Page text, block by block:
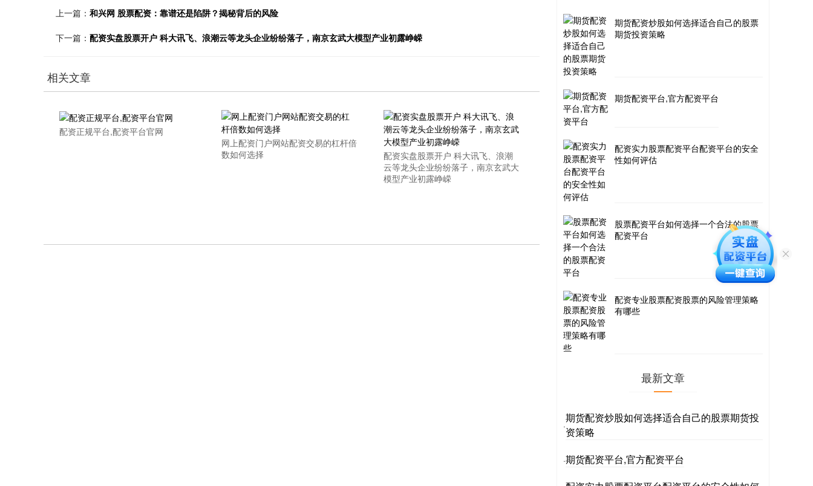
上一篇： 和兴网 股票配资：靠谱还是陷阱？揭秘背后的风险
下一篇： 配资实盘股票开户 科大讯飞、浪潮云等龙头企业纷纷落子，南京玄武大模型产业初露峥嵘
相关文章
配资正规平台,配资平台官网
网上配资门户网站配资交易的杠杆倍
数如何选择
配资实盘股票开户 科大讯飞、浪潮
云等龙头企业纷纷落子，南京玄武大
模型产业初露峥嵘
期货配资炒股如何选择适合自己的股票
期货投资策略
期货配资平台,官方配资平台
配资实力股票配资平台配资平台的安全
性如何评估
股票配资平台如何选择一个合法的股票
配资平台
配资专业股票配资股票的风险管理策略
有哪些
最新文章
·
期货配资炒股如何选择适合自己的股票期货投
资策略
·期货配资平台,官方配资平台